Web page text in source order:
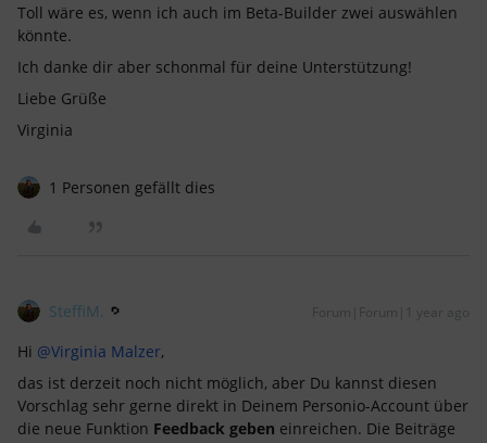
Toll wäre es, wenn ich auch im Beta-Builder zwei auswählen
könnte.
Ich danke dir aber schonmal für deine Unterstützung!
Liebe Grüße
Virginia
1 Personen gefällt dies
SteffiM. Forum|Forum|1 year ago
Hi @Virginia Malzer,
das ist derzeit noch nicht möglich, aber Du kannst diesen
Vorschlag sehr gerne direkt in Deinem Personio-Account über
die neue Funktion Feedback geben einreichen. Die Beiträge